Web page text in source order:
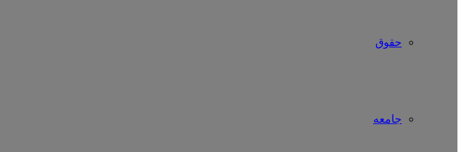
حقوق
جامعه